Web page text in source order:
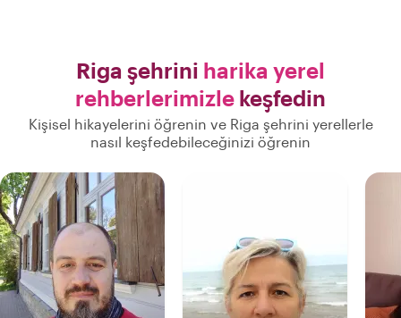
Riga şehrini harika yerel
rehberlerimizle keşfedin
Kişisel hikayelerini öğrenin ve Riga şehrini yerellerle
nasıl keşfedebileceğinizi öğrenin